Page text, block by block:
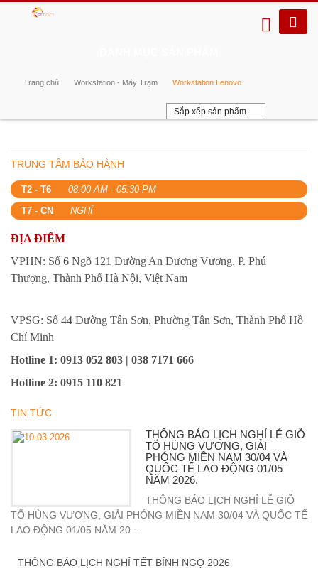
Trang chủ Workstation - Máy Trạm Workstation Lenovo
Sắp xếp sản phẩm
TRUNG TÂM BẢO HÀNH
T2 - T6
08:00 AM - 05:30 PM
T7 - CN
NGHỈ
ĐỊA ĐIỂM
VPHN: Số 6 Ngõ 121 Đường An Dương Vương, P. Phú
Thượng, Thành Phố Hà Nội, Việt Nam
VPSG: Số 44 Đường Tân Sơn, Phường Tân Sơn, Thành Phố Hồ
Chí Minh
Hotline 1: 0913 052 803 | 038 7171 666
Hotline 2: 0915 110 821
TIN TỨC
THÔNG BÁO LỊCH NGHỈ LỄ GIỖ
TỔ HÙNG VƯƠNG, GIẢI
PHÓNG MIỀN NAM 30/04 VÀ
QUỐC TẾ LAO ĐỘNG 01/05
NĂM 2026.
THÔNG BÁO LỊCH NGHỈ LỄ GIỖ
TỔ HÙNG VƯƠNG, GIẢI PHÓNG MIỀN NAM 30/04 VÀ QUỐC TẾ
LAO ĐỘNG 01/05 NĂM 20 ...
THÔNG BÁO LỊCH NGHỈ TẾT BÍNH NGỌ 2026